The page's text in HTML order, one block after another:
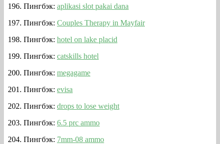
Пингбэк: aplikasi slot pakai dana
Пингбэк: Couples Therapy in Mayfair
Пингбэк: hotel on lake placid
Пингбэк: catskills hotel
Пингбэк: megagame
Пингбэк: evisa
Пингбэк: drops to lose weight
Пингбэк: 6.5 prc ammo
Пингбэк: 7mm-08 ammo